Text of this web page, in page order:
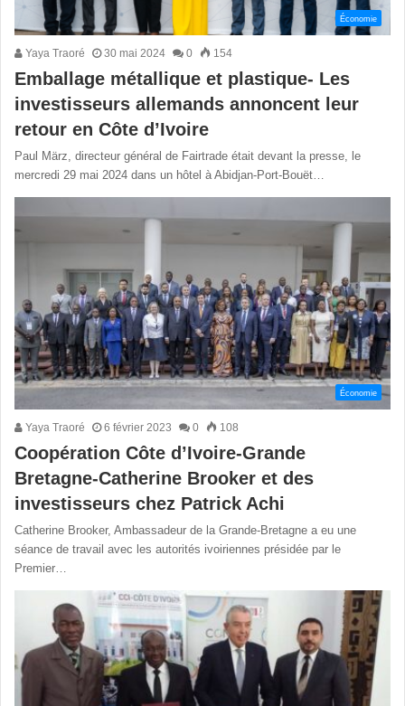
Économie
Yaya Traoré 30 mai 2024 0 154
Emballage métallique et plastique- Les
investisseurs allemands annoncent leur
retour en Côte d’Ivoire
Paul März, directeur général de Fairtrade était devant la presse, le
mercredi 29 mai 2024 dans un hôtel à Abidjan-Port-Bouët…
Économie
Yaya Traoré 6 février 2023 0 108
Coopération Côte d’Ivoire-Grande
Bretagne-Catherine Brooker et des
investisseurs chez Patrick Achi
Catherine Brooker, Ambassadeur de la Grande-Bretagne a eu une
séance de travail avec les autorités ivoiriennes présidée par le
Premier…